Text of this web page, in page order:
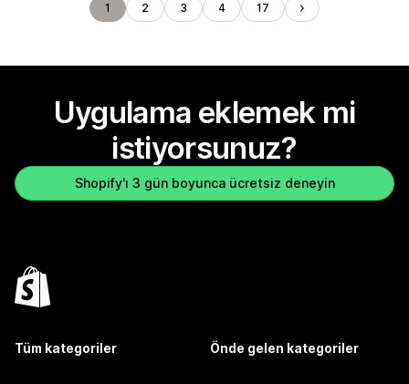
1 2 3 4 17
Uygulama eklemek mi
istiyorsunuz?
Shopify'ı 3 gün boyunca ücretsiz deneyin
Tüm kategoriler Önde gelen kategoriler